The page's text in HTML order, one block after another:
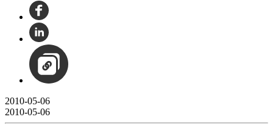
2010-05-06
2010-05-06